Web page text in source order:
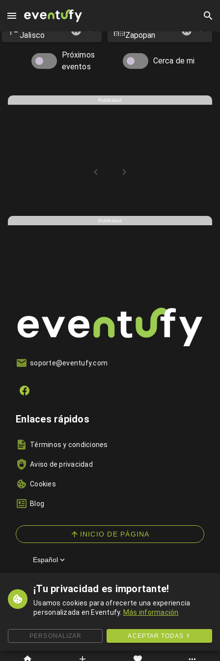
¡Tu privacidad es importante!
Usamos cookies para ofrecerte una experiencia
personalizada en Eventufy. Más información
PERSONALIZAR ACEPTAR TODAS
Eventos en Zapopan - Eventufy 2026 | Eventufy
Jalisco Zapopan
Próximos
eventos
Cerca de mi
Publicidad
Publicidad
soporte@eventufy.com
Enlaces rápidos
Términos y condiciones
Aviso de privacidad
Cookies
Blog
INICIO DE PÁGINA
Español